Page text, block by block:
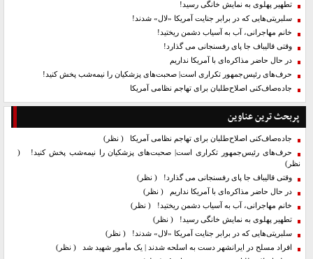
تطهیر پهلوی به نمایش خانگی رسید!
سلبریتی‌هایی که در برابر جنایت آمریکا «لال» شدند!
خانم مهاجرانی، آب به آسیاب دشمن ریختید!
وقتی قالیباف جا پای رفسنجانی می گذارد!
در حال حاضر مذاکره‌ای با آمریکا نداریم
حرف‌های رئیس‌جمهور تکراری است| صحبت‌های پزشکیان را نیمه‌شب پخش کنید!
جاده‌صاف‌کنی اصلاح‌طلبان برای تهاجم نظامی آمریکا
پربحث ترین عناوین
جاده‌صاف‌کنی اصلاح‌طلبان برای تهاجم نظامی آمریکا
( نظر)
حرف‌های رئیس‌جمهور تکراری است| صحبت‌های پزشکیان را نیمه‌شب پخش کنید!
(
نظر)
وقتی قالیباف جا پای رفسنجانی می گذارد! ( نظر)
در حال حاضر مذاکره‌ای با آمریکا نداریم
( نظر)
خانم مهاجرانی، آب به آسیاب دشمن ریختید! ( نظر)
تطهیر پهلوی به نمایش خانگی رسید! ( نظر)
سلبریتی‌هایی که در برابر جنایت آمریکا «لال» شدند! ( نظر)
افراد مسلح در ایرانشهر دست به اسلحه شدند | یک مأمور شهید شد
( نظر)